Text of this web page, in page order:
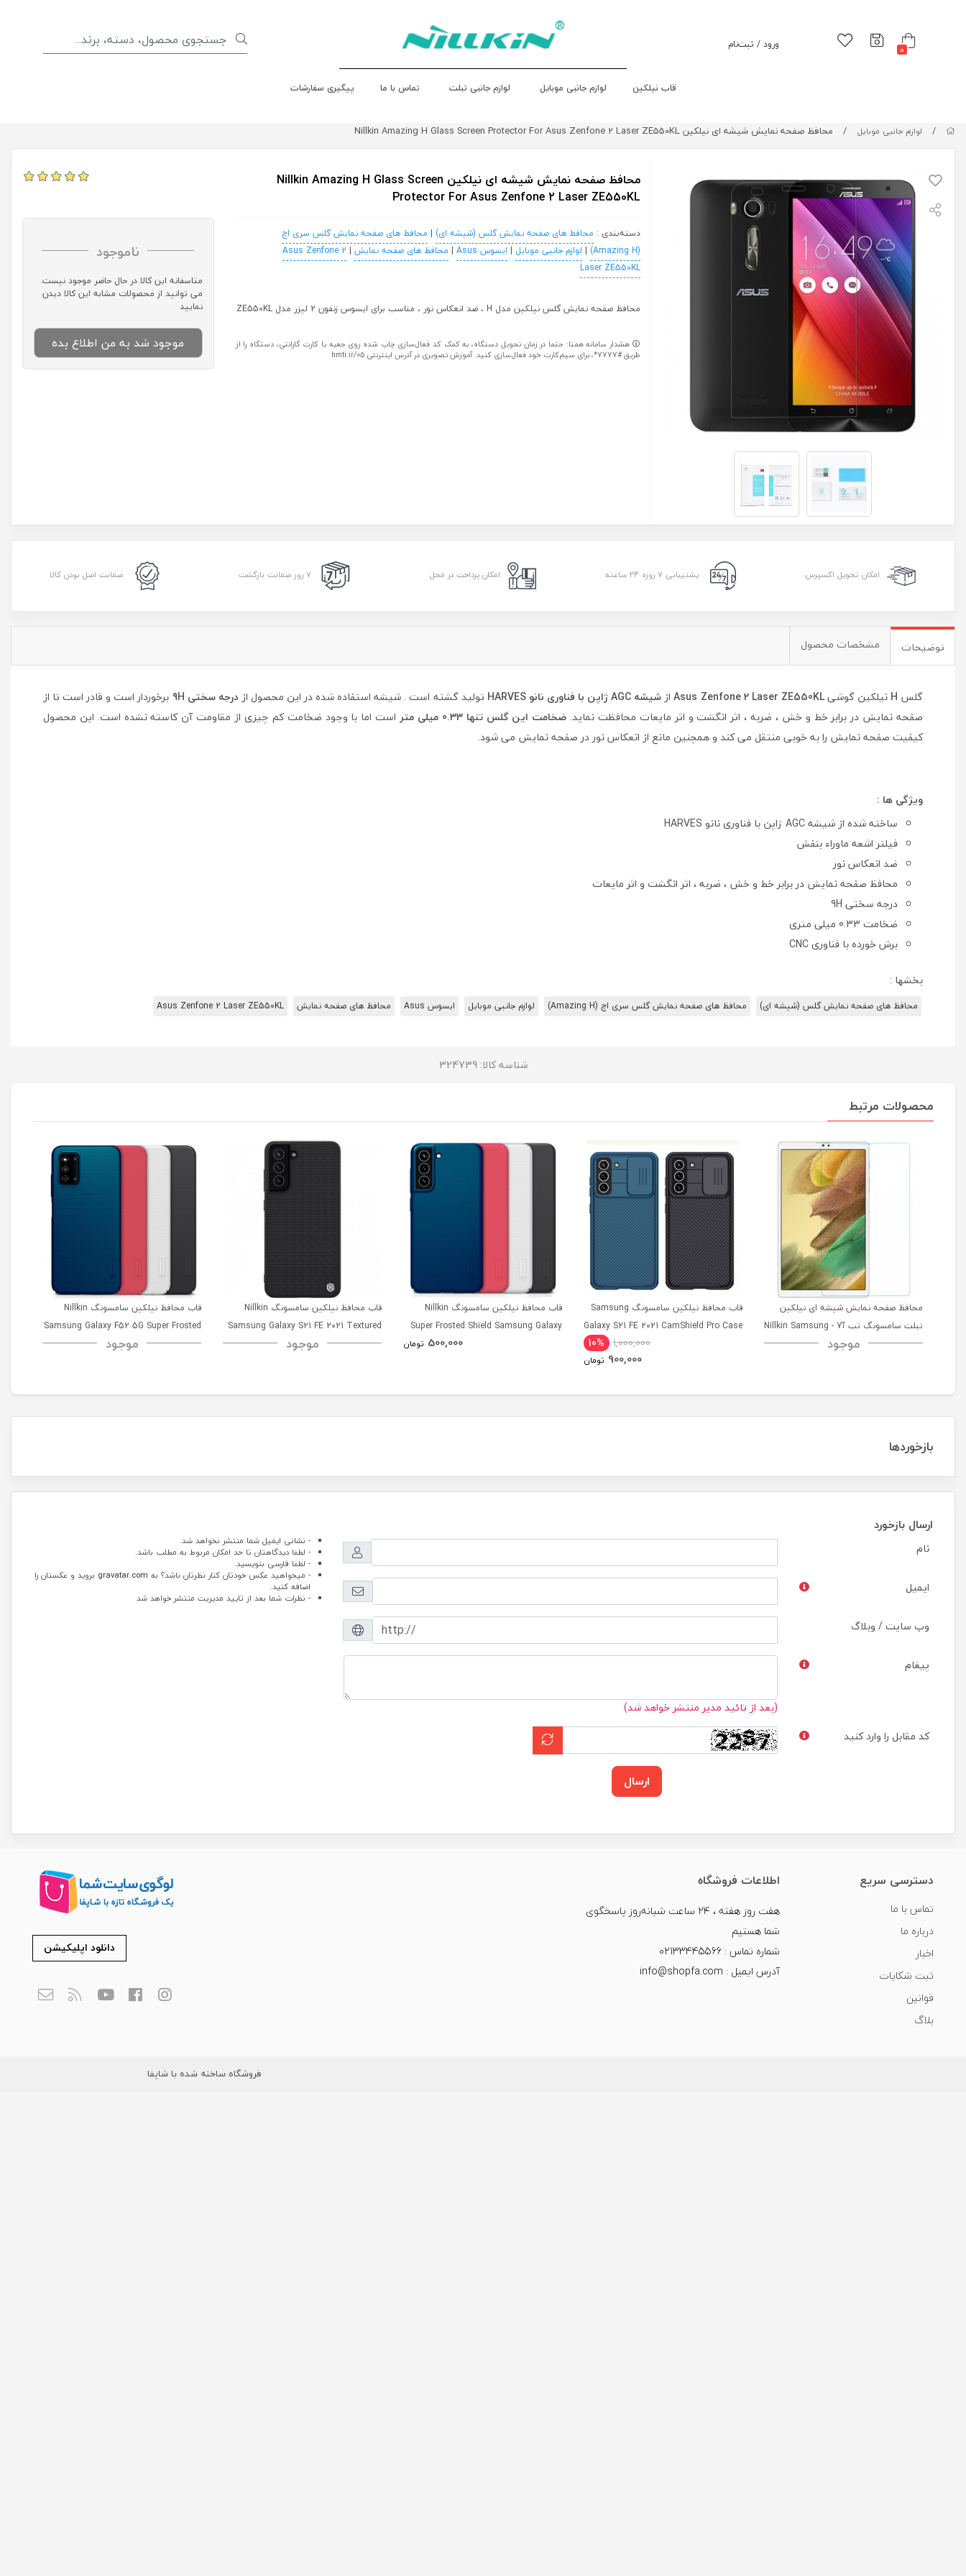
0 ورود / ثبت‌نام
قاب نیلکین لوازم جانبی موبایل لوازم جانبی تبلت تماس با ما پیگیری سفارشات
/ لوازم جانبی موبایل / محافظ صفحه نمایش شیشه ای نیلکین Nillkin Amazing H Glass Screen Protector For Asus Zenfone 2 Laser ZE550KL
محافظ صفحه نمایش شیشه ای نیلکین Nillkin Amazing H Glass Screen
Protector For Asus Zenfone 2 Laser ZE550KL
دسته‌بندی : محافظ های صفحه نمایش گلس (شیشه ای) | محافظ های صفحه نمایش گلس سری اچ
(Amazing H)
| لوازم جانبی موبایل | ایسوس Asus | محافظ های صفحه نمایش |
Asus Zenfone 2
Laser ZE550KL
محافظ صفحه نمایش گلس نیلکین مدل H ، ضد انعکاس نور ، مناسب برای ایسوس زنفون 2 لیزر مدل ZE550KL
هشدار سامانه همتا: حتما در زمان تحویل دستگاه، به کمک کد فعال‌سازی چاپ شده روی جعبه یا کارت گارانتی، دستگاه را از
طریق #7777*، برای سیم‌کارت خود فعال‌سازی کنید. آموزش تصویری در آدرس اینترنتی hmti.ir/05
ناموجود
متاسفانه این کالا در حال حاضر موجود نیست.
می توانید از محصولات مشابه این کالا دیدن
نمایید
موجود شد به من اطلاع بده
امکان تحویل اکسپرس پشتیبانی ۷ روزه ۲۴ ساعته امکان پرداخت در محل ۷ روز ضمانت بازگشت ضمانت اصل بودن کالا
توضیحات مشخصات محصول
گلس H نیلکین گوشیAsus Zenfone 2 Laser ZE550KL ازشیشه AGC ژاپن با فناوری نانو HARVES تولید گشته است . شیشه استفاده شده در این محصول از درجه سختی 9H
برخوردار است و قادر است تا از
صفحه نمایش در برابر خط و خش ، ضربه ، اثر انگشت و اثر مایعات محافظت نماید. ضخامت این گلس تنها 0.33 میلی متر
است اما با وجود ضخامت کم چیزی از مقاومت آن کاسته نشده است. این محصول
کیفیت صفحه نمایش را به خوبی منتقل می کند و همچنین مانع از انعکاس نور در صفحه نمایش می شود.
ویژگی ها :
ساخته شده از شیشه AGC ژاپن با فناوری نانو HARVES
فیلتر اشعه ماوراء بنفش
ضد انعکاس نور
محافظ صفحه نمایش در برابر خط و خش ، ضربه ، اثر انگشت و اثر مایعات
درجه سختی 9H
ضخامت 0.33 میلی متری
برش خورده با فناوری CNC
بخشها :
محافظ های صفحه نمایش گلس (شیشه ای) محافظ های صفحه نمایش گلس سری اچ (Amazing H) لوازم جانبی موبایل ایسوس Asus محافظ های صفحه نمایش Asus Zenfone 2 Laser ZE550KL
شناسه کالا: 324739
محصولات مرتبط
محافظ صفحه نمایش شیشه ای نیلکین
تبلت سامسونگ تب آ7 - Nillkin Samsung
Galaxy Tab A7 H+ Anti-explosion
موجود
قاب محافظ نیلکین سامسونگ Samsung
Galaxy S21 FE 2021 CamShield Pro Case
10% 1,000,000
900,000 تومان
قاب محافظ نیلکین سامسونگ Nillkin
Super Frosted Shield Samsung Galaxy
500,000 تومان
قاب محافظ نیلکین سامسونگ Nillkin
Samsung Galaxy S21 FE 2021 Textured
Case
موجود
قاب محافظ نیلکین سامسونگ Nillkin
Samsung Galaxy F52 5G Super Frosted
Shield
موجود
بازخوردها
ارسال بازخورد
نام
ایمیل
وب سایت / وبلاگ
پیغام
(بعد از تائید مدیر منتشر خواهد شد)
کد مقابل را وارد کنید
ارسال
- نشانی ایمیل شما منتشر نخواهد شد.
- لطفا دیدگاهتان تا حد امکان مربوط به مطلب باشد.
- لطفا فارسی بنویسید.
- میخواهید عکس خودتان کنار نظرتان باشد؟ به gravatar.com بروید و عکستان را
اضافه کنید.
- نظرات شما بعد از تایید مدیریت منتشر خواهد شد
دسترسی سریع
تماس با ما
درباره ما
اخبار
ثبت شکایات
قوانین
بلاگ
اطلاعات فروشگاه
هفت روز هفته ، ۲۴ ساعت شبانه‌روز پاسخگوی
شما هستیم
شماره تماس : 02133445566
آدرس ایمیل : info@shopfa.com
دانلود اپلیکیشن
فروشگاه ساخته شده با شاپفا